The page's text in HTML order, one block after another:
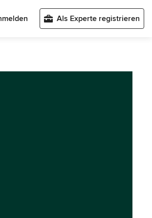
Als Experte registrieren